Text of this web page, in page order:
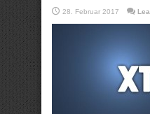
28. Februar 2017